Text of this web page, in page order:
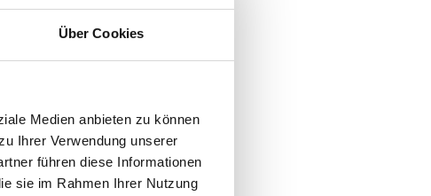
Über Cookies
Medien anbieten zu können
Ihrer Verwendung unserer
führen diese Informationen
sie im Rahmen Ihrer Nutzung